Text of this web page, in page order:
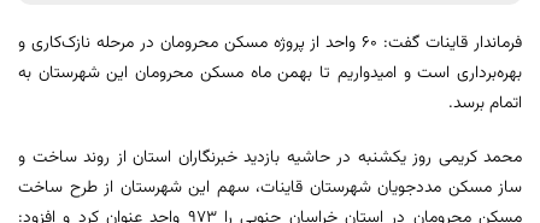
فرماندار قاینات گفت: ۶۰ واحد از پروژه مسکن محرومان در مرحله نازک‌کاری و
بهره‌برداری است و امیدواریم تا بهمن ماه مسکن محرومان این شهرستان به
اتمام برسد.
محمد کریمی روز یکشنبه در حاشیه بازدید خبرنگاران استان از روند ساخت و
ساز مسکن مددجویان شهرستان قاینات، سهم این شهرستان از طرح ساخت